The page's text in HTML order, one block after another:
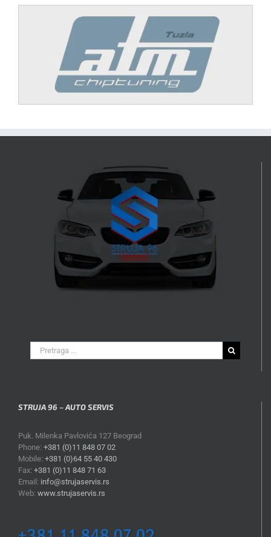
Search
for:
STRUJA 96 – AUTO SERVIS
Puk. Milenka Pavlovića 127 Beograd
Phone: +381 (0)11 848 07 02
Mobile: +381 (0)64 55 40 430
Fax: +381 (0)11 848 71 63
Email: info@strujaservis.rs
Web: www.strujaservis.rs